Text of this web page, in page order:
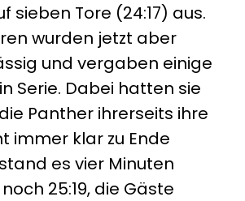
sieben Tore (24:17) aus.
wurden jetzt aber
und vergaben einige
Serie. Dabei hatten sie
Panther ihrerseits ihre
immer klar zu Ende
es vier Minuten
25:19, die Gäste